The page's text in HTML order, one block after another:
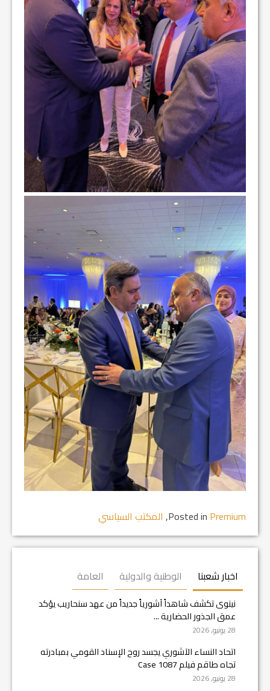
Posted in Premium
, المكتب السياسي
اخبار شعبنا الوطنية والدولية العامة
نينوى تكشف شاهداً آشورياً جديداً من عهد سنحاريب يؤكد
عمق الجذور الحضارية ...
28 يونيو, 2026
اتحاد النساء الآشوري يجسد روح الإسناد القومي بمبادرته
تجاه طاقم فيلم Case 1087
28 يونيو, 2026